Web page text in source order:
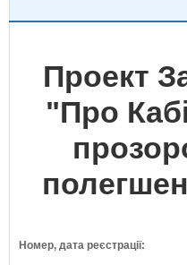
Проект
"Про
Номер, дата реєстрації: